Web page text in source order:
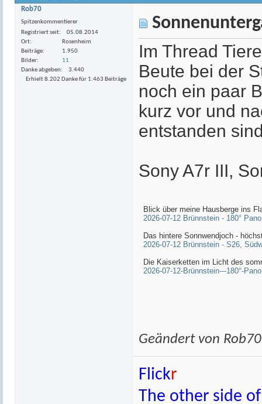
Rob70
Spitzenkommentierer
Registriert seit
05.08.2014
Ort
Rosenheim
Beiträge
1.950
Bilder
11
Danke abgeben
3.440
Erhielt 8.202 Danke für 1.463 Beiträge
Im Thread
Beute bei der
noch ein paar
kurz vor und
entstanden
Sony A7r III,
Blick über meine Hausberge ins
2026-07-12 Brünnstein - 180°
Das hintere Sonnwendjoch -
2026-07-12 Brünnstein - S26,
Die Kaiserketten im Licht des
2026-07-12-Brünnstein---180°-
Geändert von
Flickr
The other side